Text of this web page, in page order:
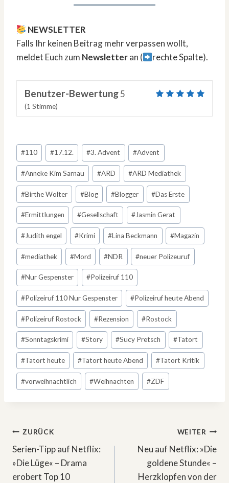
NEWSLETTER
Falls Ihr keinen Beitrag mehr verpassen wollt,
meldet Euch zum Newsletteran ( rechte Spalte).
Benutzer-Bewertung5
(1 Stimme)
Schlagworte:
#110 #17.12. #3. Advent #Advent
#Anneke Kim Sarnau #ARD #ARD Mediathek
#Birthe Wolter #Blog #Blogger #Das Erste
#Ermittlungen #Gesellschaft #Jasmin Gerat
#Judith engel #Krimi #Lina Beckmann #Magazin
#mediathek #Mord #NDR #neuer Polizeuruf
#Nur Gespenster #Polizeiruf 110
#Polizeiruf 110 Nur Gespenster #Polizeiruf heute Abend
#Polizeiruf Rostock #Rezension #Rostock
#Sonntagskrimi #Story #Sucy Pretsch #Tatort
#Tatort heute #Tatort heute Abend #Tatort Kritik
#vorweihnachtlich #Weihnachten #ZDF
Beitragsnavigation
ZURÜCK
Serien-Tipp auf Netflix:
»Die Lüge« – Drama
erobert Top 10
WEITER
Neu auf Netflix: »Die
goldene Stunde« –
Herzklopfen von der